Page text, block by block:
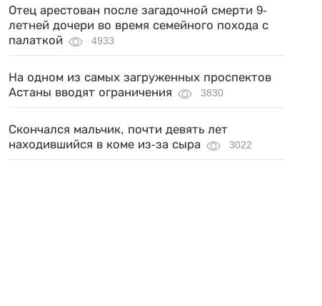
Отец арестован после загадочной смерти 9-
летней дочери во время семейного похода с
палаткой
4933
На одном из самых загруженных проспектов
Астаны вводят ограничения
3830
Скончался мальчик, почти девять лет
находившийся в коме из-за сыра
3022